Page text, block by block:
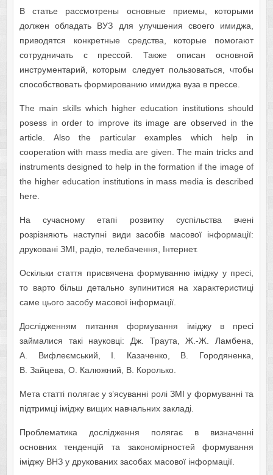
В статье рассмотрены основные приемы, которыми
должен обладать ВУЗ для улучшения своего имиджа,
приводятся конкретные средства, которые помогают
сотрудничать с прессой. Также описан основной
инструментарий, которым следует пользоваться, чтобы
способствовать формированию имиджа вуза в прессе.
The main skills which higher education institutions should
posess in order to improve its image are observed in the
article. Also the particular examples which help in
cooperation with mass media are given. The main tricks and
instruments designed to help in the formation if the image of
the higher education institutions in mass media is described
here.
На сучасному етапі розвитку суспільства вчені
розрізняють наступні види засобів масової інформації:
друковані ЗМІ, радіо, телебачення, Інтернет.
Оскільки стаття присвячена формуванню іміджу у пресі,
то варто більш детально зупинитися на характеристиці
саме цього засобу масової інформації.
Дослідженням питання формування іміджу в пресі
займалися такі науковці: Дж. Траута, Ж.-Ж. Ламбена,
А. Вифлеємський, І. Казаченко, В. Городяненка,
В. Зайцева, О. Калюжний, В. Королько.
Мета статті полягає у з’ясуванні ролі ЗМІ у формуванні та
підтримці іміджу вищих навчальних закладі.
Проблематика дослідження полягає в визначенні
основних тенденцій та закономірностей формування
іміджу ВНЗ у друкованих засобах масової інформації.